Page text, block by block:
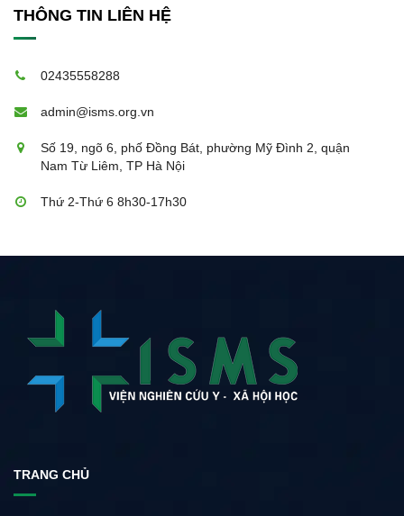
THÔNG TIN LIÊN HỆ
02435558288
admin@isms.org.vn
Số 19, ngõ 6, phố Đồng Bát, phường Mỹ Đình 2, quận
Nam Từ Liêm, TP Hà Nội
Thứ 2-Thứ 6 8h30-17h30
TRANG CHỦ